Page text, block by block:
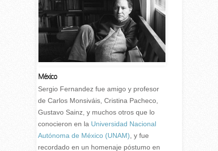
México
Sergio Fernandez fue amigo y profesor
de Carlos Monsiváis, Cristina Pacheco,
Gustavo Sainz, y muchos otros que lo
conocieron en la Universidad Nacional
Autónoma de México (UNAM) , y fue
recordado en un homenaje póstumo en